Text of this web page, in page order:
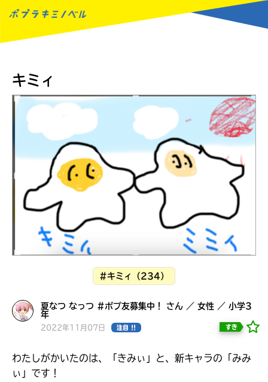
みんなとおしゃべり
できる掲示板
キミィ
#キミィ（234）
夏なつ なっつ #ポプ友募集中！ さん ／ 女性 ／ 小学3
年
2022年11月07日 注目 !! すき
わたしがかいたのは、「きみぃ」と、新キャラの「みみ
ぃ」です！